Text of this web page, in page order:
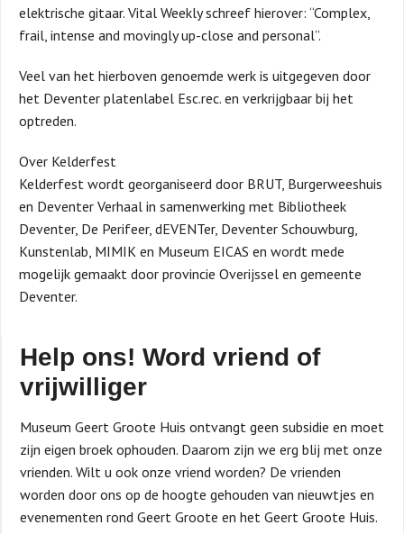
elektrische gitaar. Vital Weekly schreef hierover: “Complex,
frail, intense and movingly up-close and personal”.
Veel van het hierboven genoemde werk is uitgegeven door
het Deventer platenlabel Esc.rec. en verkrijgbaar bij het
optreden.
Over Kelderfest
Kelderfest wordt georganiseerd door BRUT, Burgerweeshuis
en Deventer Verhaal in samenwerking met Bibliotheek
Deventer, De Perifeer, dEVENTer, Deventer Schouwburg,
Kunstenlab, MIMIK en Museum EICAS en wordt mede
mogelijk gemaakt door provincie Overijssel en gemeente
Deventer.
Help ons! Word vriend of
vrijwilliger
Museum Geert Groote Huis ontvangt geen subsidie en moet
zijn eigen broek ophouden. Daarom zijn we erg blij met onze
vrienden. Wilt u ook onze vriend worden? De vrienden
worden door ons op de hoogte gehouden van nieuwtjes en
evenementen rond Geert Groote en het Geert Groote Huis.